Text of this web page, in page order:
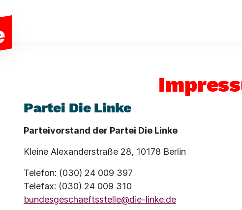
Partei Die Linke
Parteivorstand der Partei Die Linke
Kleine Alexanderstraße 28, 10178 Berlin
Telefon: (030) 24 009 397
Telefax: (030) 24 009 310
bundesgeschaeftsstelle@die-linke.de